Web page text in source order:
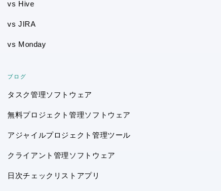
vs Hive
vs JIRA
vs Monday
ブログ
タスク管理ソフトウェア
無料プロジェクト管理ソフトウェア
アジャイルプロジェクト管理ツール
クライアント管理ソフトウェア
日次チェックリストアプリ